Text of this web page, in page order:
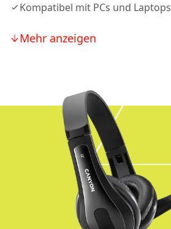
Kompatibel mit PCs und Laptops
Mehr anzeigen